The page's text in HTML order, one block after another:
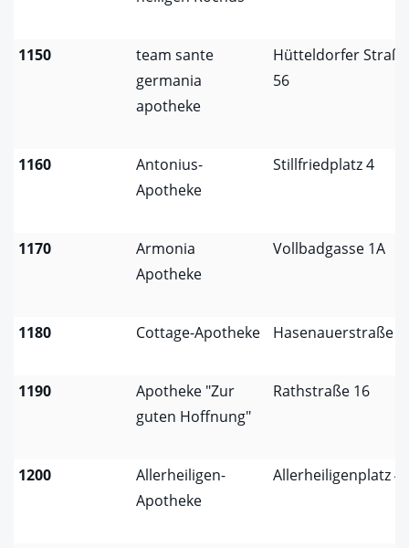
1150
team sante
germania
apotheke
Hütteldorfer Straße
56
1160
Antonius-
Apotheke
Stillfriedplatz 4
1170
Armonia
Apotheke
Vollbadgasse 1A
1180 Cottage-Apotheke Hasenauerstraße 1
1190
Apotheke "Zur
guten Hoffnung"
Rathstraße 16
1200
Allerheiligen-
Apotheke
Allerheiligenplatz 4